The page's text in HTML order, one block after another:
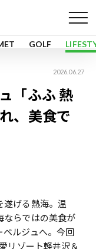
GOLF
2026.06.27
「ふふ 熱
、美食で
遂げる熱海。温
ならではの美食が
ベルジュへ。今回
リゾート軽井沢＆